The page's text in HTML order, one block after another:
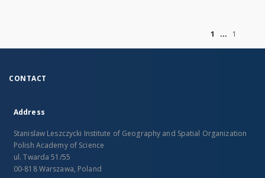
1
1
CONTACT
Address
Stanislaw Leszczycki Institute of Geography and Spatial Organization
Polish Academy of Science
ul. Twarda 51/55
00-818 Warszawa, Poland